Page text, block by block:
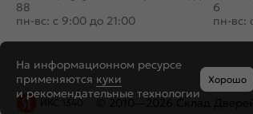
88
пн-вс: с 9:00 до 21:00
6
пн-вс:
ИКС 1340 © 2010—2026 Склад
На информационном ресурсе
применяются куки
и рекомендательные технологии
Хорошо